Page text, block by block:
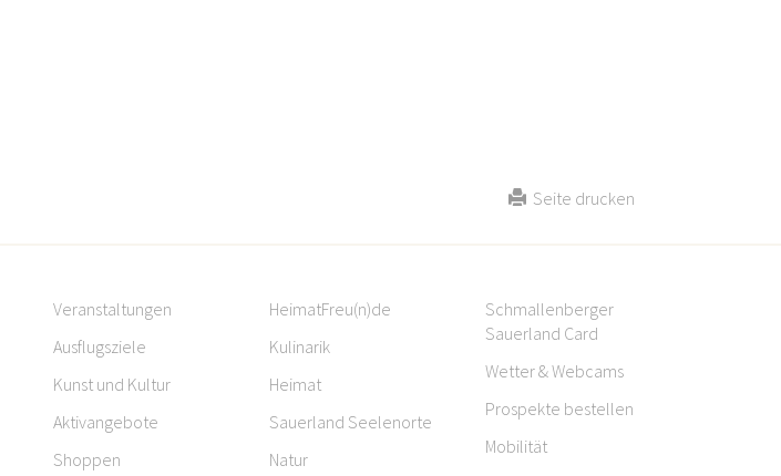
Seite drucken
Veranstaltungen
Ausflugsziele
Kunst und Kultur
Aktivangebote
Shoppen
HeimatFreu(n)de
Kulinarik
Heimat
Sauerland Seelenorte
Natur
Schmallenberger
Sauerland Card
Wetter & Webcams
Prospekte bestellen
Mobilität